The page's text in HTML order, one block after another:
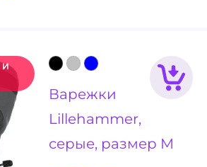
Варежки
Lillehammer,
серые, размер M